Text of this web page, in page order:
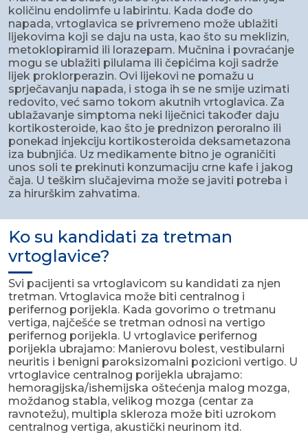
količinu endolimfe u labirintu. Kada dođe do
napada, vrtoglavica se privremeno može ublažiti
lijekovima koji se daju na usta, kao što su meklizin,
metoklopiramid ili lorazepam. Mučnina i povraćanje
mogu se ublažiti pilulama ili čepićima koji sadrže
lijek proklorperazin. Ovi lijekovi ne pomažu u
sprječavanju napada, i stoga ih se ne smije uzimati
redovito, već samo tokom akutnih vrtoglavica. Za
ublažavanje simptoma neki liječnici također daju
kortikosteroide, kao što je prednizon peroralno ili
ponekad injekciju kortikosteroida deksametazona
iza bubnjića. Uz medikamente bitno je ograničiti
unos soli te prekinuti konzumaciju crne kafe i jakog
čaja. U teškim slučajevima može se javiti potreba i
za hirurškim zahvatima.
Ko su kandidati za tretman
vrtoglavice?
Svi pacijenti sa vrtoglavicom su kandidati za njen
tretman. Vrtoglavica može biti centralnog i
perifernog porijekla. Kada govorimo o tretmanu
vertiga, najčešće se tretman odnosi na vertigo
perifernog porijekla. U vrtoglavice perifernog
porijekla ubrajamo: Manierovu bolest, vestibularni
neuritis i benigni paroksizomalni pozicioni vertigo. U
vrtoglavice centralnog porijekla ubrajamo:
hemoragijska/ishemijska oštećenja malog mozga,
moždanog stabla, velikog mozga (centar za
ravnotežu), multipla skleroza može biti uzrokom
centralnog vertiga, akustički neurinom itd.